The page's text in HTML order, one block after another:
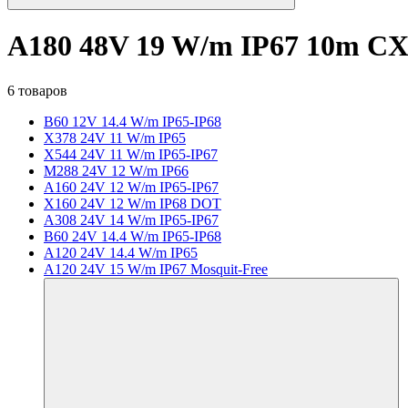
A180 48V 19 W/m IP67 10m
6 товаров
B60 12V 14.4 W/m IP65-IP68
X378 24V 11 W/m IP65
X544 24V 11 W/m IP65-IP67
M288 24V 12 W/m IP66
A160 24V 12 W/m IP65-IP67
X160 24V 12 W/m IP68 DOT
A308 24V 14 W/m IP65-IP67
B60 24V 14.4 W/m IP65-IP68
A120 24V 14.4 W/m IP65
A120 24V 15 W/m IP67 Mosquit-Free